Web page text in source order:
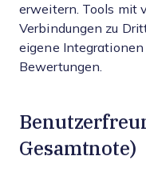
erweitern. Tools mit
Verbindungen zu
eigene
Bewertungen.
Gesamtnote)